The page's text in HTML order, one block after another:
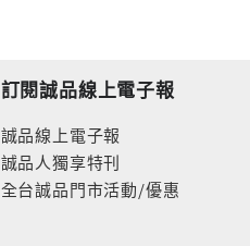
訂閱誠品線上電子報
誠品線上電子報
誠品人獨享特刊
全台誠品門市活動/優惠